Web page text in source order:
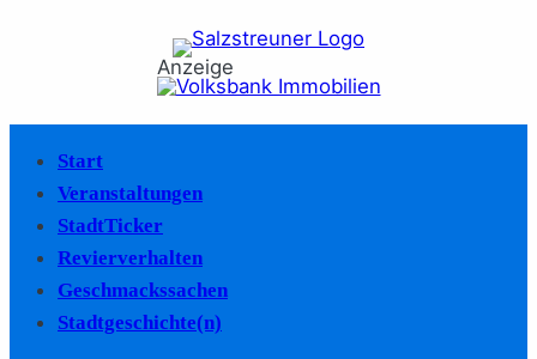
Anzeige
Start
Veranstaltungen
StadtTicker
Revierverhalten
Geschmackssachen
Stadtgeschichte(n)